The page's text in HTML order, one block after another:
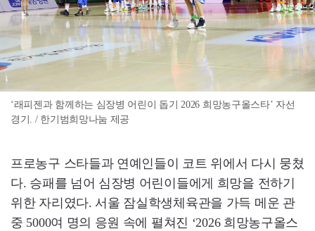
‘래피젠과 함께하는 심장병 어린이 돕기 2026 희망농구올스타’ 자선
경기. / 한기범희망나눔 제공
프로농구 스타들과 연예인들이 코트 위에서 다시 뭉쳤
다. 승패를 넘어 심장병 어린이들에게 희망을 전하기
위한 자리였다. 서울 잠실학생체육관을 가득 메운 관
중 5000여 명의 응원 속에 펼쳐진 ‘2026 희망농구올스